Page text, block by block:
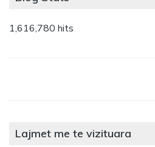
1,616,780 hits
Lajmet me te vizituara